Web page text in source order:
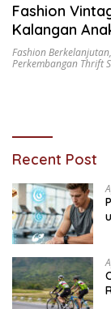
Fashion
Kalangan
Fashion Berkelanjutan,
Perkembangan Thrift
Recent Post